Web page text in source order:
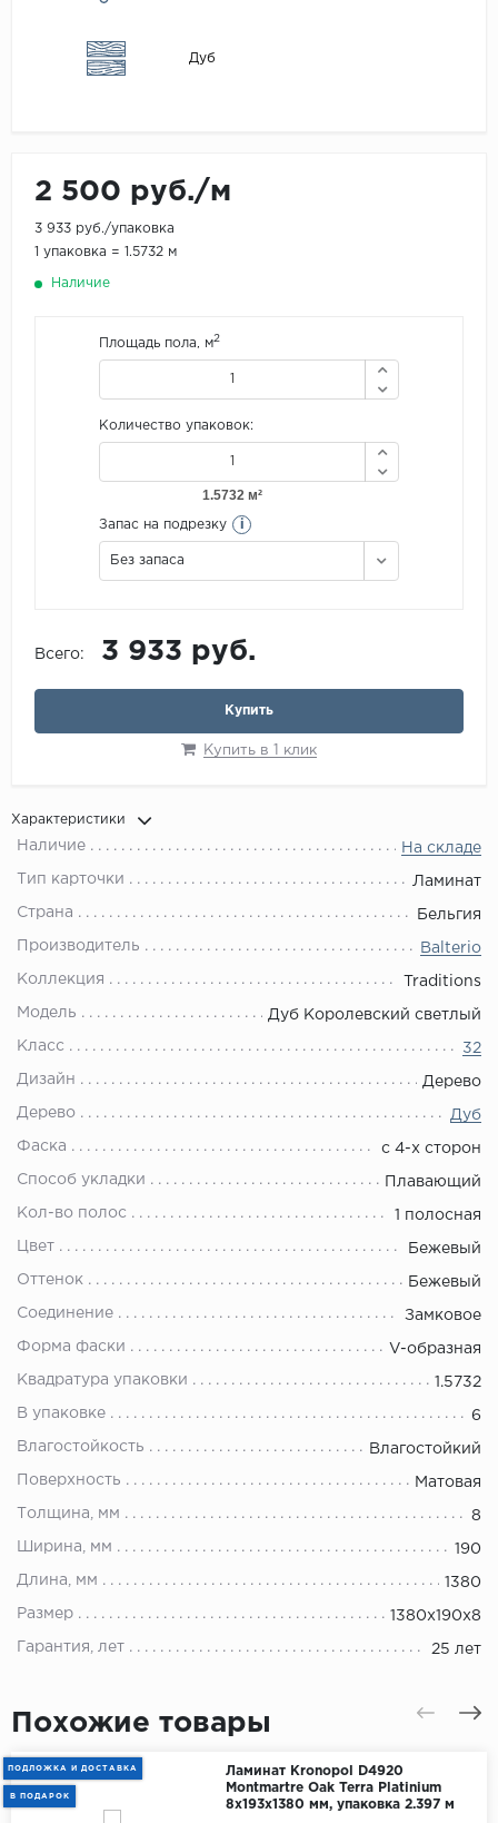
Дуб
2 500 руб./м
3 933 руб./упаковка
1 упаковка = 1.5732 м
Наличие
Площадь пола, м2
Количество упаковок:
Запас на подрезку i
Без запаса
Всего: 3 933 руб.
Купить
Купить в 1 клик
Характеристики
Наличие На складе
Тип карточки Ламинат
Страна Бельгия
Производитель Balterio
Коллекция Traditions
Модель Дуб Королевский светлый
Класс 32
Дизайн Дерево
Дерево Дуб
Фаска с 4-х сторон
Способ укладки Плавающий
Кол-во полос 1 полосная
Цвет Бежевый
Оттенок Бежевый
Соединение Замковое
Форма фаски V-образная
Квадратура упаковки 1.5732
В упаковке 6
Влагостойкость Влагостойкий
Поверхность Матовая
Толщина, мм 8
Ширина, мм 190
Длина, мм 1380
Размер 1380х190х8
Гарантия, лет 25 лет
Похожие товары
ПОДЛОЖКА И ДОСТАВКА
В ПОДАРОК
Ламинат Kronopol D4920
Montmartre Oak Terra Platinium
8х193х1380 мм, упаковка 2.397 м